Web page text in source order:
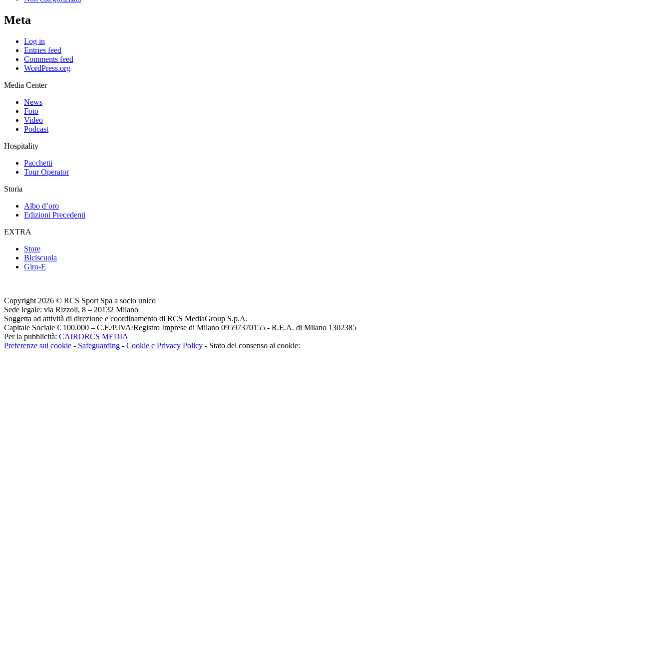
Meta
Log in
Entries feed
Comments feed
WordPress.org
Media Center
News
Foto
Video
Podcast
Hospitality
Pacchetti
Tour Operator
Storia
Albo d’oro
Edizioni Precedenti
EXTRA
Store
Biciscuola
Giro-E
Copyright 2026 © RCS Sport Spa a socio unico
Sede legale: via Rizzoli, 8 – 20132 Milano
Soggetta ad attività di direzione e coordinamento di RCS MediaGroup S.p.A.
Capitale Sociale € 100.000 – C.F./P.IVA/Registro Imprese di Milano 09597370155 - R.E.A. di Milano 1302385
Per la pubblicità: CAIRORCS MEDIA
Preferenze sui cookie - Safeguarding - Cookie e Privacy Policy - Stato del consenso ai cookie: